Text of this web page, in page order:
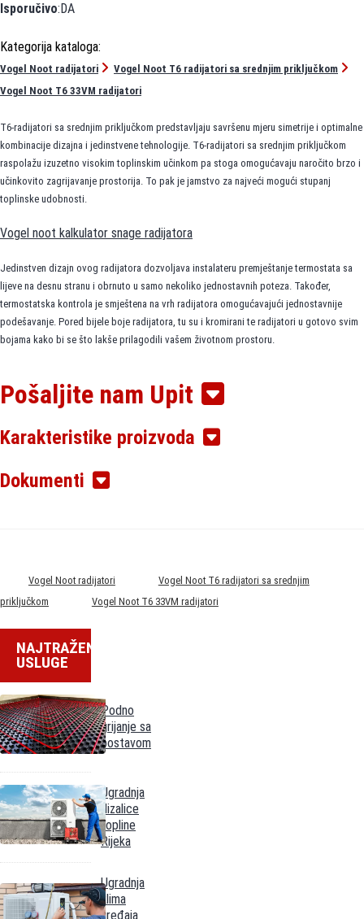
Isporučivo:DA
Vogel Noot radijatori
Vogel Noot T6 radijatori sa srednjim priključkom
Vogel Noot T6 33VM radijatori
T6-radijatori sa srednjim priključkom predstavljaju savršenu mjeru simetrije i optimalne
kombinacije dizajna i jedinstvene tehnologije. T6-radijatori sa srednjim priključkom
raspolažu izuzetno visokim toplinskim učinkom pa stoga omogućavaju naročito brzo i
učinkovito zagrijavanje prostorija. To pak je jamstvo za najveći mogući stupanj
toplinske udobnosti.
Vogel noot kalkulator snage radijatora
Jedinstven dizajn ovog radijatora dozvoljava instalateru premještanje termostata sa
lijeve na desnu stranu i obrnuto u samo nekoliko jednostavnih poteza. Također,
termostatska kontrola je smještena na vrh radijatora omogućavajući jednostavnije
podešavanje. Pored bijele boje radijatora, tu su i kromirani te radijatori u gotovo svim
bojama kako bi se što lakše prilagodili vašem životnom prostoru.
Vogel Noot T6 tehnologija radijatora sa srednjim priključkom
Prednost u priključivanju
kompaktni radijator.
Prednost položaja
Prednost u učvršćivanju
Prednost u razmaku
Jednaka udaljenost priključka od zida kod svih tipova radijatora.
Prednost u montaži
Polaganje cjevi i tlačna proba sistema moguća bez radijatora.
Pošaljite nam Upit
Karakteristike proizvoda
Dokumenti
Vogel Noot radijatori
Vogel Noot T6 radijatori sa srednjim
priključkom
Vogel Noot T6 33VM radijatori
NAJTRAŽENIJE
USLUGE
Podno
grijanje sa
postavom
Ugradnja
dizalice
topline
Rijeka
Ugradnja
klima
uređaja